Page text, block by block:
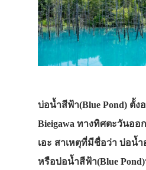
บ่อน้ำสีฟ้า(Blue Pond) ตั้ง
Bieigawa ทางทิศตะวันออ
เอะ สาเหตุที่มีชื่อว่า บ่อน้ำ
หรือบ่อน้ำสีฟ้า(Blue